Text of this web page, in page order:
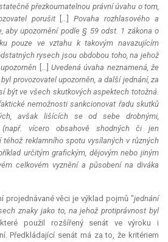
přezkoumatelnou právní úvahu o tom,
porušit
[...]Povaha rozhlasového a
aby upozornění podle § 59 odst. 1 zákona o
pouze ve vztahu k takovým navazujícím
rysech jsou obdobou toho, na jehož
[...] Uvedená úvaha neznamená, že
provozovatel upozorněn, a další jednání, za
být ve všech skutkových aspektech totožná.
nemožnosti sankcionovat řadu skutků
avšak lišících se od sebe drobnými,
(např. vícero obsahově shodných či jen
téhož reklamního spotu vysílaných v různých
určitým grafickým, dějovým nebo jiným
celkovém vyznění a působení na diváka
projednávané věci je výklad pojmů "jednání
znaky jako to, na jehož protiprávnost byl
použil rozšířený senát ve výroku i
Předkládající senát má za to, že kritériem